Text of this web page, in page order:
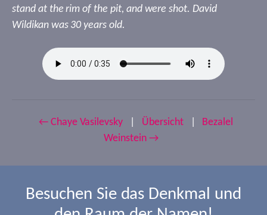
stand at the rim of the pit, and were shot. David
Wildikan was 30 years old.
← Chaye Vasilevsky Übersicht
Bezalel
Weinstein →
Besuchen Sie das Denkmal und